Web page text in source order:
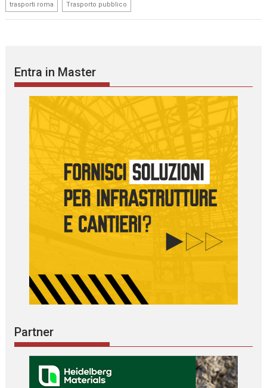
trasporti roma Trasporto pubblico
Entra in Master
Partner